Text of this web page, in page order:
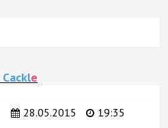
Cackle
28.05.2015 19:35